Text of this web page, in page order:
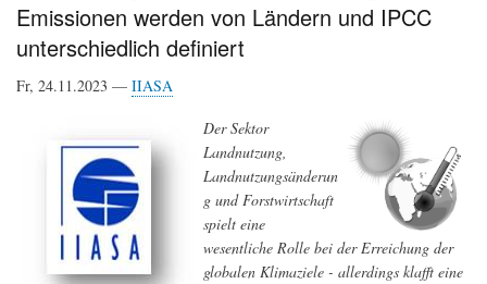
Emissionen werden von Ländern und IPCC
unterschiedlich definiert
Fr, 24.11.2023 — IIASA
Der Sektor
Landnutzung,
Landnutzungsänderun
g und Forstwirtschaft
spielt eine
wesentliche Rolle bei der Erreichung der
globalen Klimaziele - allerdings klafft eine